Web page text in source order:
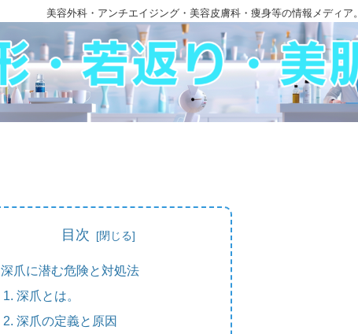
美容外科・アンチエイジング・美容皮膚科・痩身等の情報メディア。
目次
深爪に潜む危険と対処法
深爪とは。
深爪の定義と原因